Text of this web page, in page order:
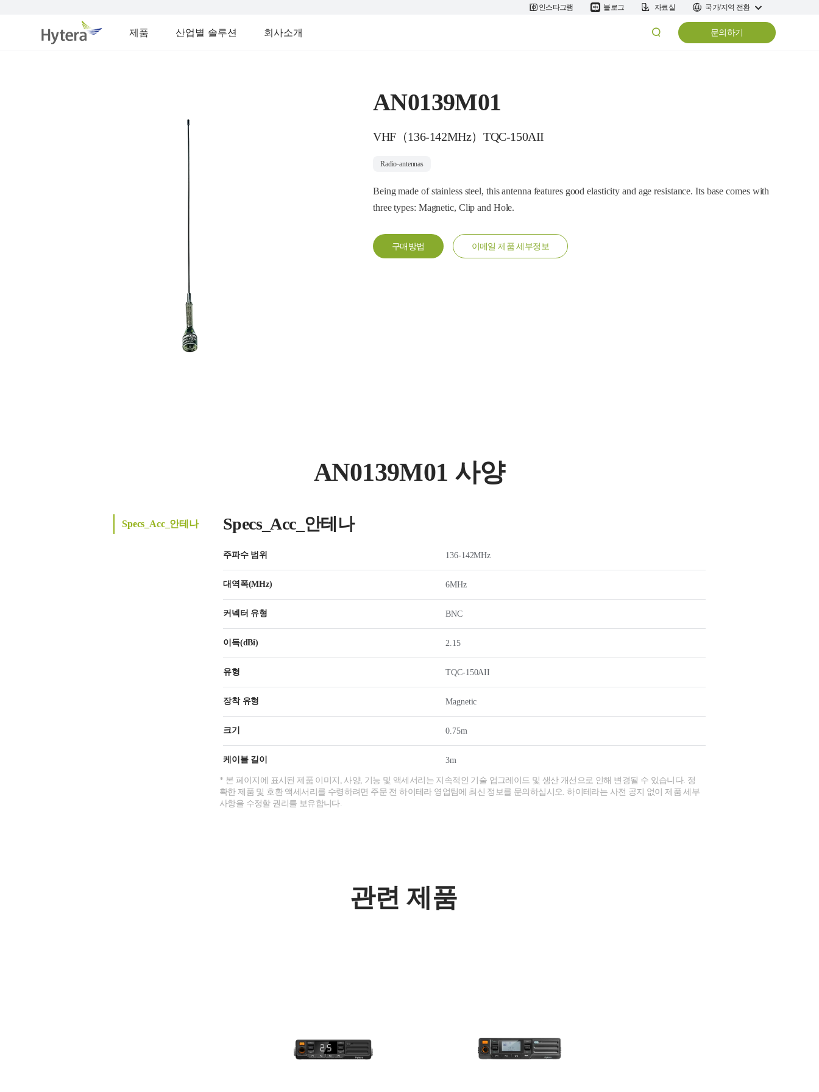
인스타그램 블로그 자료실 국가/지역 전환
제품 산업별 솔루션 회사소개 문의하기
AN0139M01
VHF（136-142MHz）TQC-150AII
Radio-antennas
Being made of stainless steel, this antenna features good elasticity and age resistance. Its base comes with
three types: Magnetic, Clip and Hole.
구매방법 이메일 제품 세부정보
AN0139M01 사양
Specs_Acc_안테나 Specs_Acc_안테나
주파수 범위 136-142MHz
대역폭(MHz) 6MHz
커넥터 유형 BNC
이득(dBi) 2.15
유형 TQC-150AII
장착 유형 Magnetic
크기 0.75m
케이블 길이 3m
* 본 페이지에 표시된 제품 이미지, 사양, 기능 및 액세서리는 지속적인 기술 업그레이드 및 생산 개선으로 인해 변경될 수 있습니다. 정
확한 제품 및 호환 액세서리를 수령하려면 주문 전 하이테라 영업팀에 최신 정보를 문의하십시오. 하이테라는 사전 공지 없이 제품 세부
사항을 수정할 권리를 보유합니다.
관련 제품